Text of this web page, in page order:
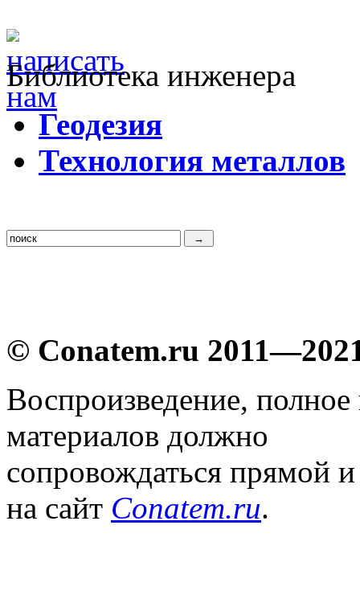
Библиотека инженера
Геодезия
Технология металлов
© Conatem.ru
Воспроизведение,
материалов должно
сопровождаться прямой
на сайт Conatem.ru.